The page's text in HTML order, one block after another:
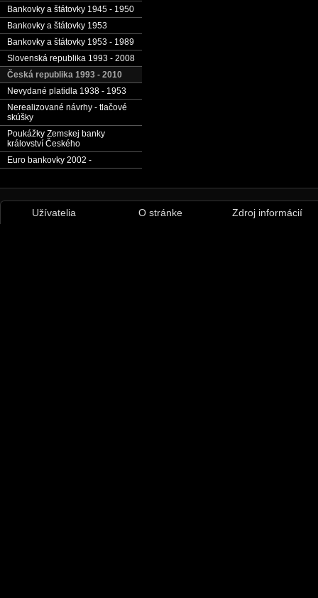
Bankovky a štátovky 1945 - 1950
Bankovky a štátovky 1953
Bankovky a štátovky 1953 - 1989
Slovenská republika 1993 - 2008
Česká republika 1993 - 2010
Nevydané platidla 1938 - 1953
Nerealizované návrhy - tlačové
skúšky
Poukážky Zemskej banky
království Českého
Euro bankovky 2002 -
Užívatelia O stránke Zdroj informácií